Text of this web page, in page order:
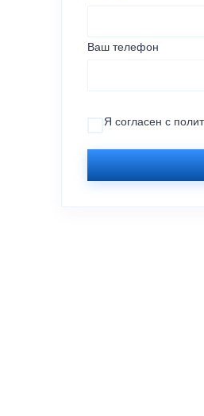
Ваш телефон
Я согласен с